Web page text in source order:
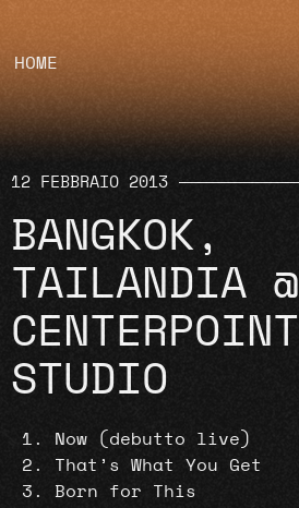
HOME
12 FEBBRAIO 2013
BANGKOK,
TAILANDIA @
CENTERPOINT
STUDIO
Now (debutto live)
That’s What You Get
Born for This